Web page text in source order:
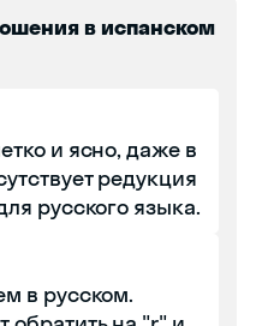
в испанском
и ясно, даже в
редукция
русского языка.
в русском.